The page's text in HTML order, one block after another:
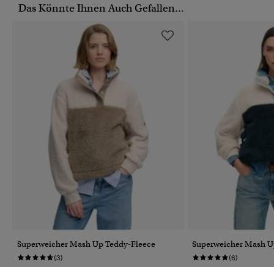
Das Könnte Ihnen Auch Gefallen...
Superweicher Mash Up Teddy-Fleece
(3)
Superweicher Mash
(6)